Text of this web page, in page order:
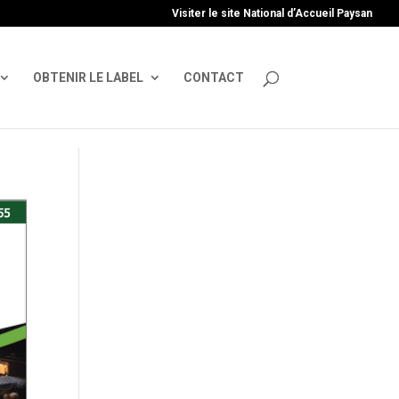
Visiter le site National d’Accueil Paysan
OBTENIR LE LABEL CONTACT